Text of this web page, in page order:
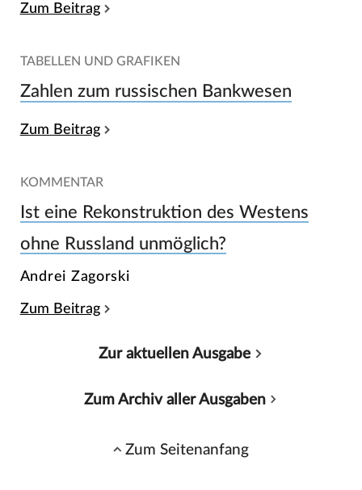
Zum Beitrag
TABELLEN UND GRAFIKEN
Zahlen zum russischen Bankwesen
Zum Beitrag
KOMMENTAR
Ist eine Rekonstruktion des Westens
ohne Russland unmöglich?
Andrei Zagorski
Zum Beitrag
Zur aktuellen Ausgabe
Zum Archiv aller Ausgaben
Zum Seitenanfang